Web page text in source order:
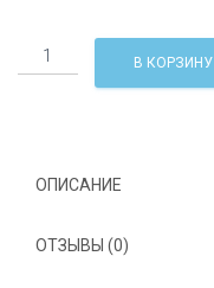
Количество
Курна
В КОРЗИНУ
ОПИСАНИЕ
ОТЗЫВЫ (0)